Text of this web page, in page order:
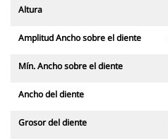
Altura
Amplitud Ancho sobre el diente
Mín. Ancho sobre el diente
Ancho del diente
Grosor del diente